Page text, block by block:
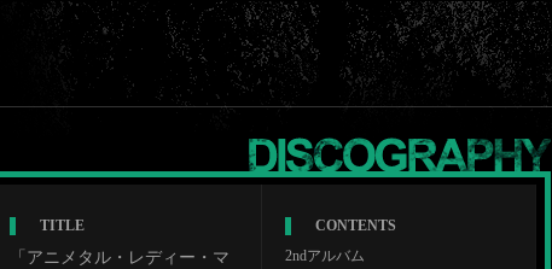
TITLE
「アニメタル・レディー・マ
CONTENTS
2ndアルバム